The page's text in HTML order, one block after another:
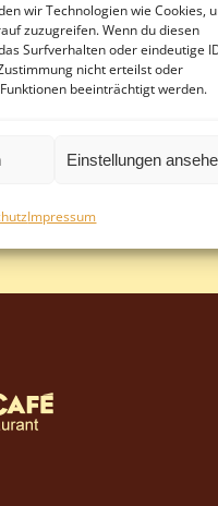
wir Technologien wie Cookies,
zuzugreifen. Wenn du diesen
Surfverhalten oder eindeutige
nicht erteilst oder
beeinträchtigt werden.
Einstellungen
Impressum